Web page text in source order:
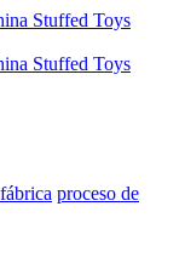
proceso de